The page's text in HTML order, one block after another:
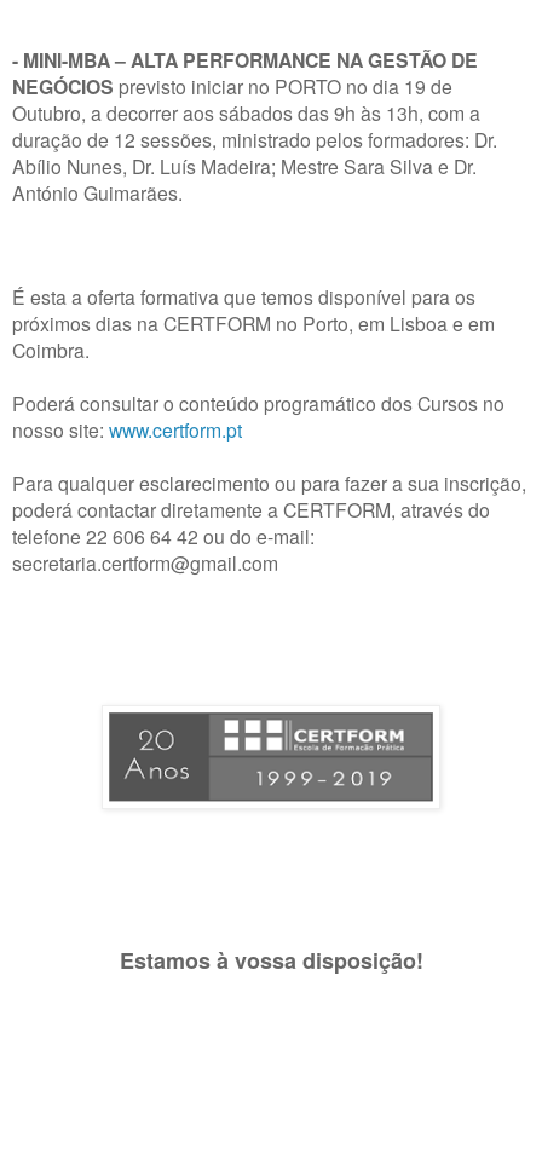
- MINI-MBA – ALTA PERFORMANCE NA GESTÃO DE
NEGÓCIOS previsto iniciar no PORTO no dia 19 de
Outubro, a decorrer aos sábados das 9h às 13h, com a
duração de 12 sessões, ministrado pelos formadores: Dr.
Abílio Nunes, Dr. Luís Madeira; Mestre Sara Silva e Dr.
António Guimarães.
É esta a oferta formativa que temos disponível para os
próximos dias na CERTFORM no Porto, em Lisboa e em
Coimbra.
Poderá consultar o conteúdo programático dos Cursos no
nosso site: www.certform.pt
Para qualquer esclarecimento ou para fazer a sua inscrição,
poderá contactar diretamente a CERTFORM, através do
telefone 22 606 64 42 ou do e-mail:
secretaria.certform@gmail.com
Estamos à vossa disposição!